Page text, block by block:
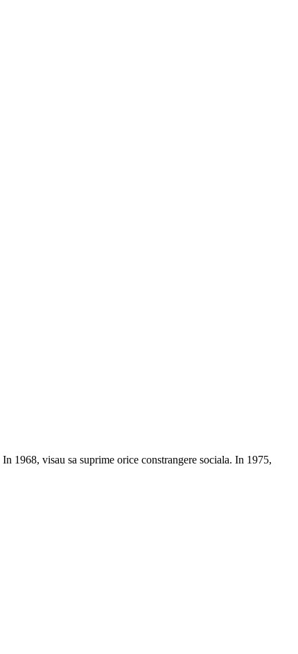
1968, visau sa suprime orice constrangere sociala. In 1975,